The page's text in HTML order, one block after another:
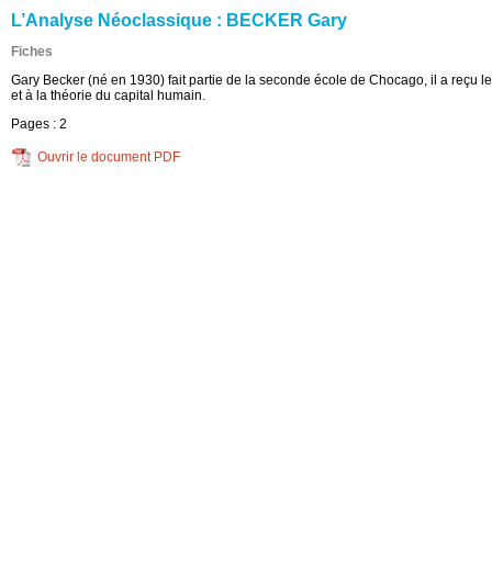
L’Analyse Néoclassique : BECKER Gary
Fiches
Gary Becker (né en 1930) fait partie de la seconde école de Chocago, il a reçu
et à la théorie du capital humain.
Pages : 2
Ouvrir le document PDF